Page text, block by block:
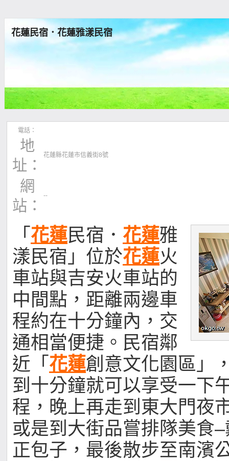
花蓮民宿．花蓮雅漾民宿
電話：
地
址：
花蓮縣花蓮市信義街8號
網
站：
--
「 花蓮民宿． 花蓮雅
漾民宿」位於花蓮火
車站與吉安火車站的
中間點，距離兩邊車
程約在十分鐘內，交
通相當便捷。民宿鄰
近「 花蓮創意文化園區」
到十分鐘就可以享受一下
程，晚上再走到東大門夜
或是到大街品嘗排隊美食
正包子，最後散步至南濱